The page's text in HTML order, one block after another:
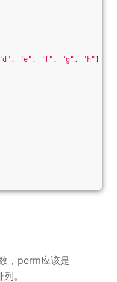
"d" , "e" , "f" , "g" , "h" }
，perm应该是
。